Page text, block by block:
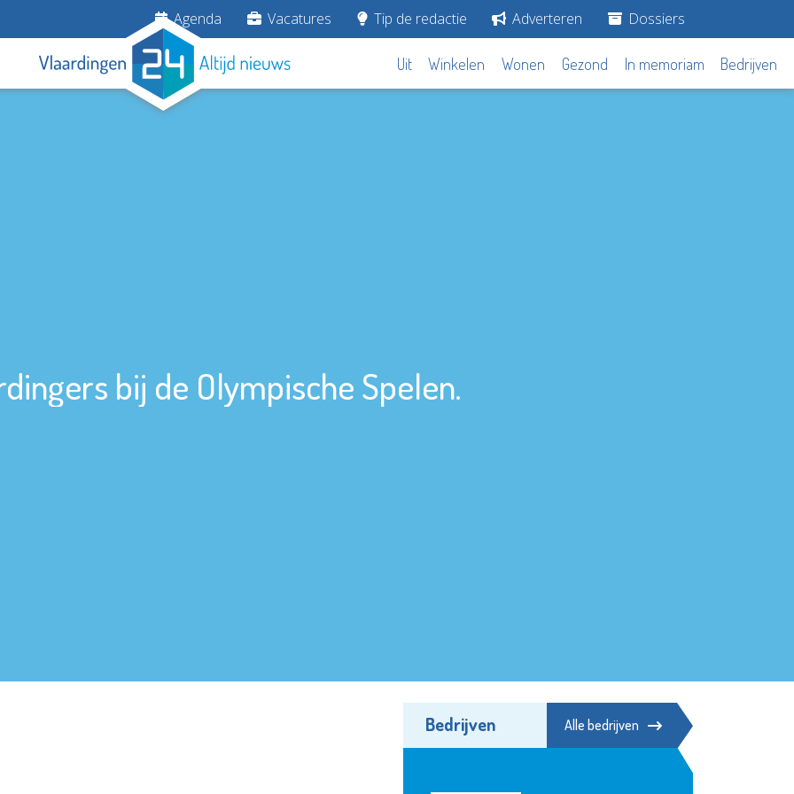
Agenda Vacatures Tip de redactie Adverteren Dossiers
Uit Winkelen Wonen Gezond In memoriam Bedrijven
bij de Olympische Spelen.
Bedrijven Alle bedrijven